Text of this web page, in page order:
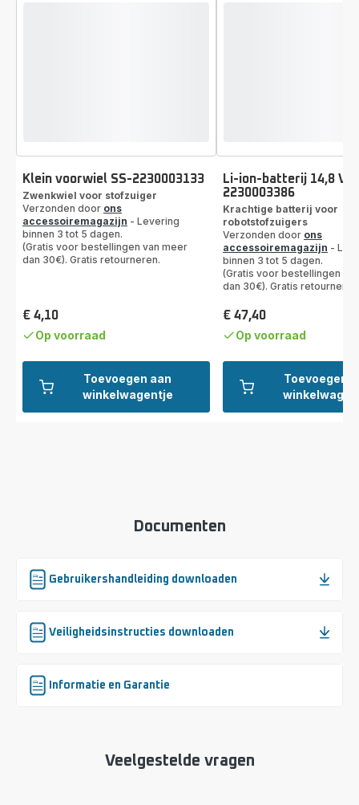
Toevoegen aan
winkelwagentje
Klein voorwiel SS-2230003133
Zwenkwiel voor stofzuiger
Verzonden door ons
accessoiremagazijn - Levering
binnen 3 tot 5 dagen.
(Gratis voor bestellingen van meer
dan 30€). Gratis retourneren.
Prijs
€ 4,10
Op voorraad
Toevoegen
Li-ion-batterij 14,8 V
2230003386
Krachtige batterij voor
robotstofzuigers
Verzonden door ons
accessoiremagazijn -
binnen 3 tot 5 dagen.
(Gratis voor bestellingen
dan 30€). Gratis
Prijs
€ 47,40
Op voorraad
Documenten
Gebruikershandleiding downloaden
Veiligheidsinstructies downloaden
Informatie en Garantie
Veelgestelde vragen